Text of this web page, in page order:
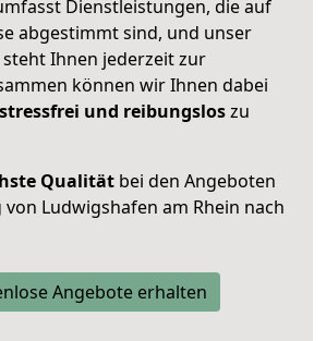
Dienstleistungen, die auf
abgestimmt sind, und unser
Ihnen jederzeit zur
können wir Ihnen dabei
stressfrei und reibungsloszu
Qualität bei den Angeboten
Ludwigshafen am Rhein nach
Angebote erhalten